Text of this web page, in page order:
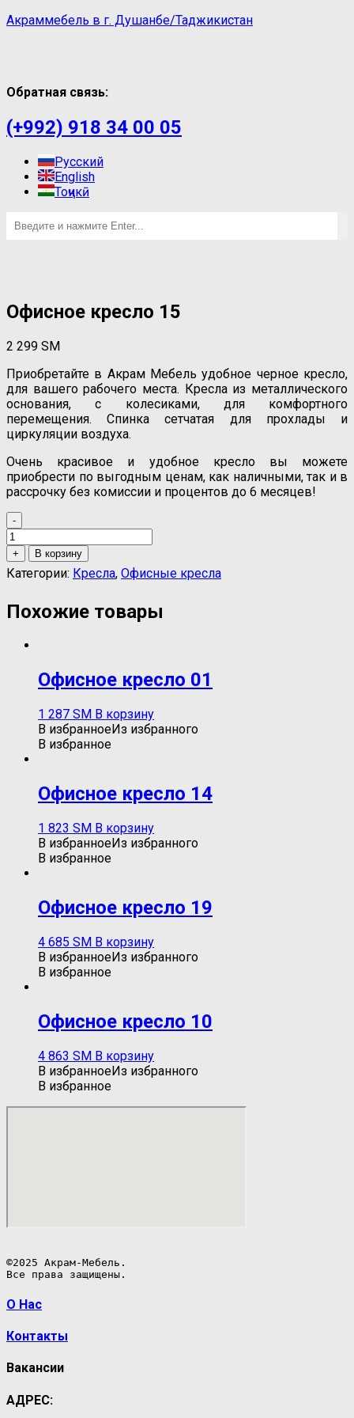
Акраммебель в г. Душанбе/Таджикистан
Обратная связь:
(+992) 918 34 00 05
Русский
English
Тоҷикӣ
Oфисное кресло 15
2 299 ЅМ
Приобретайте в Акрам Мебель удобное черное кресло,
для вашего рабочего места. Кресла из металлического
основания, с колесиками, для комфортного
перемещения. Спинка сетчатая для прохлады и
циркуляции воздуха.
Очень красивое и удобное кресло вы можете
приобрести по выгодным ценам, как наличными, так и в
рассрочку без комиссии и процентов до 6 месяцев!
-
Количество
товара
Oфисное
кресло
+ В корзину
Категории: Кресла, Офисные кресла
Похожие товары
Офисное кресло 01
1 287 ЅМ В корзину
В избранноеИз избранного
В избранное
Oфисное кресло 14
1 823 ЅМ В корзину
В избранноеИз избранного
В избранное
Oфисное кресло 19
4 685 ЅМ В корзину
В избранноеИз избранного
В избранное
Офисное кресло 10
4 863 ЅМ В корзину
В избранноеИз избранного
В избранное
©2025 Акрам-Мебель.
Все права защищены.
О Нас
Контакты
Вакансии
АДРЕС: